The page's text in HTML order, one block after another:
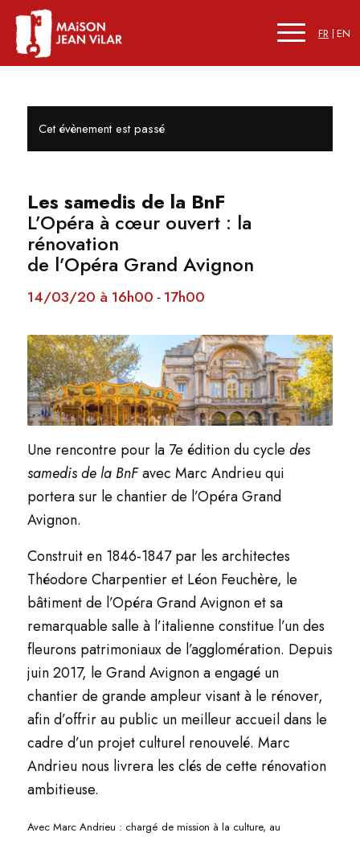
FR EN
Cet évènement est passé
Les samedis de la BnF
L’Opéra à cœur ouvert : la
rénovation
de l’Opéra Grand Avignon
14/03/20 à 16h00 - 17h00
Une rencontre pour la 7e édition du cycle des
samedis de la BnFavec Marc Andrieu qui
portera sur le chantier de l’Opéra Grand
Avignon.
Construit en 1846-1847 par les architectes
Théodore Charpentier et Léon Feuchère, le
bâtiment de l’Opéra Grand Avignon et sa
remarquable salle à l’italienne constitue l’un des
fleurons patrimoniaux de l’agglomération. Depuis
juin 2017, le Grand Avignon a engagé un
chantier de grande ampleur visant à le rénover,
afin d’offrir au public un meilleur accueil dans le
cadre d’un projet culturel renouvelé. Marc
Andrieu nous livrera les clés de cette rénovation
ambitieuse.
Avec Marc Andrieu : chargé de mission à la culture, au